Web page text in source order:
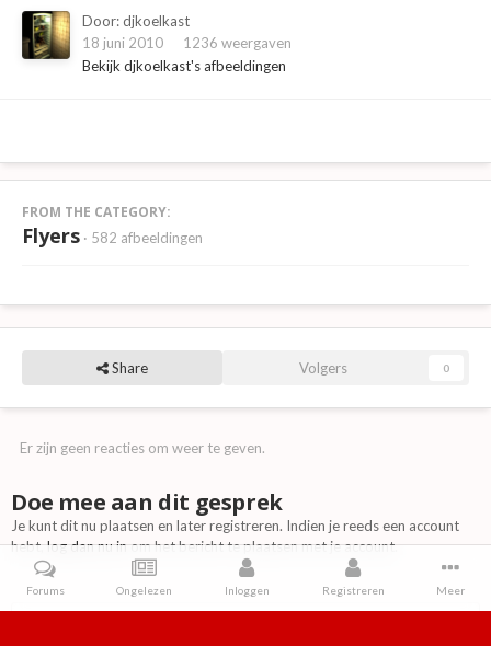
Door:djkoelkast
18 juni 2010
1236 weergaven
Bekijk djkoelkast's afbeeldingen
FROM THE CATEGORY:
Flyers · 582 afbeeldingen
Share Volgers 0
Er zijn geen reacties om weer te geven.
Doe mee aan dit gesprek
Je kunt dit nu plaatsen en later registreren. Indien je reeds een account
hebt,log dan nu inom het bericht te plaatsen met je account.
Forums Ongelezen Inloggen Registreren Meer